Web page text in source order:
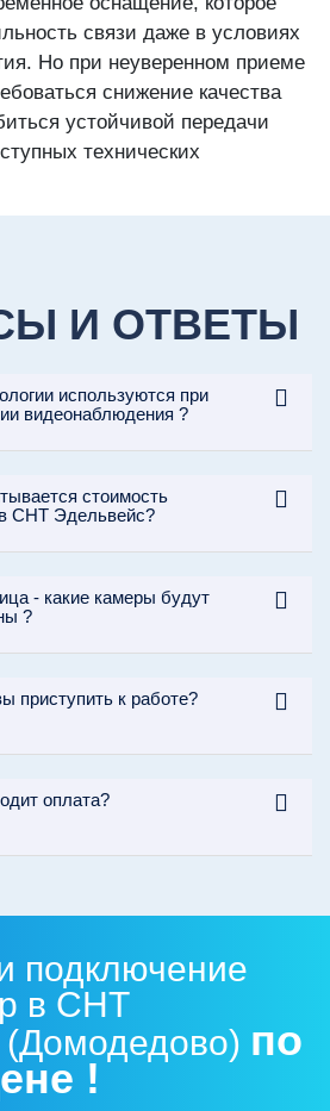
связи даже в условиях
Но при неуверенном приеме
снижение качества
устойчивой передачи
технических
И ОТВЕТЫ
используются при
видеонаблюдения ?
стоимость
СНТ Эдельвейс?
- какие камеры будут
?
приступить к работе?
оплата?
подключение
в СНТ
по
!